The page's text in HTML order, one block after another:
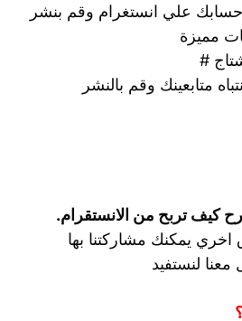
علي انستغرام وقم بنشر
مميزة
#
متابعينك وقم بالنشر
تربح من الانستقرام.
يمكنك مشاركتنا بها
لنستفيد